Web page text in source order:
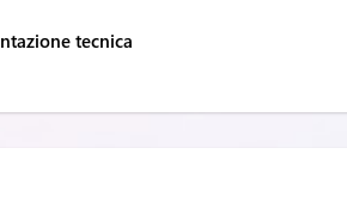
tecnica